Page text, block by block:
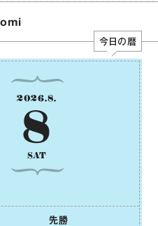
今日の暦
2026.8.
8
SAT
先勝